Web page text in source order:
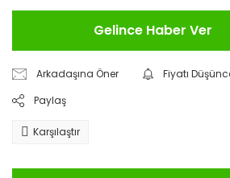
Gelince Haber Ver
Arkadaşına Öner
Fiyatı
Paylaş
Karşılaştır